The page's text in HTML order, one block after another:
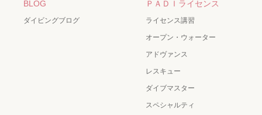
BLOG
ダイビングブログ
ＰＡＤＩライセンス
ライセンス講習
オープン・ウォーター
アドヴァンス
レスキュー
ダイブマスター
スペシャルティ